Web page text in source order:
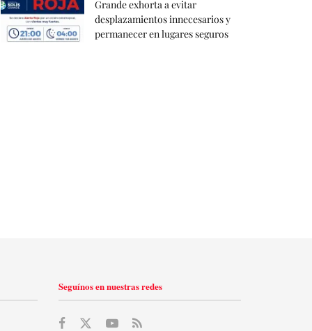
Grande exhorta a evitar
desplazamientos innecesarios y
permanecer en lugares seguros
Seguínos en nuestras redes